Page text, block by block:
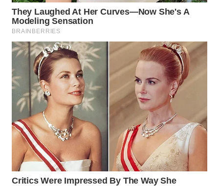
WN
WN
KUNINGAN
WN
MAJALENGKA
WN
SUBANG
SUKABUMI